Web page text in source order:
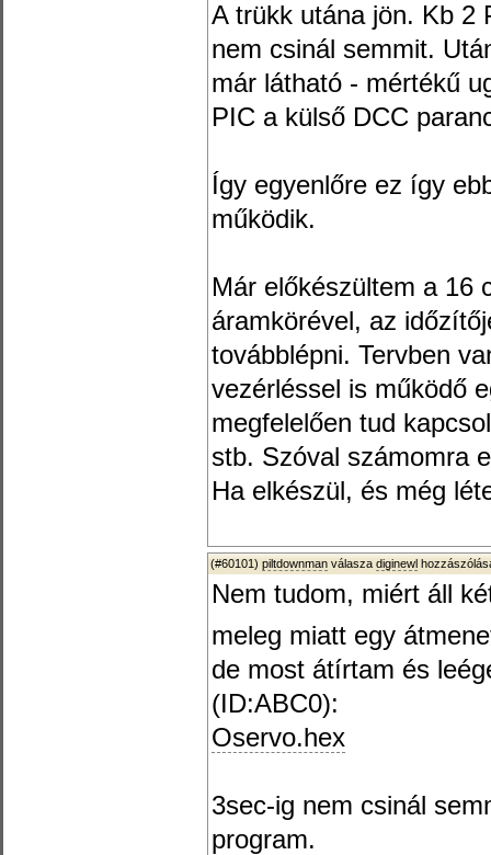
A trükk utána jön. Kb 2
nem csinál semmit.
már látható - mértékű
PIC a külső DCC
Így egyenlőre ez így
működik.
Már előkészültem a 16
áramkörével, az
továbblépni. Tervben
vezérléssel is működő
megfelelően tud
stb. Szóval számomra
Ha elkészül, és még
(#60101) piltdownman válasza diginewl
Nem tudom, miért áll
meleg miatt egy
de most átírtam és
(ID:ABC0):
Oservo.hex
3sec-ig nem csinál
program.